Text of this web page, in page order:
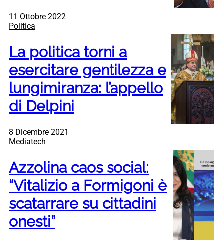
11 Ottobre 2022
Politica
La politica torni a
esercitare gentilezza e
lungimiranza: l’appello
di Delpini
8 Dicembre 2021
Mediatech
Azzolina caos social:
“Vitalizio a Formigoni è
scatarrare su cittadini
onesti”